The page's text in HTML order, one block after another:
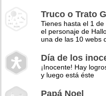
Truco o Trato
Tienes hasta el 1
el personaje de
una de las 10 webs
Día de los
¡Inocente! Hay
y luego está éste
Papá Noel